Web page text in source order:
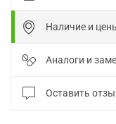
Наличие и
Аналоги и
Оставить